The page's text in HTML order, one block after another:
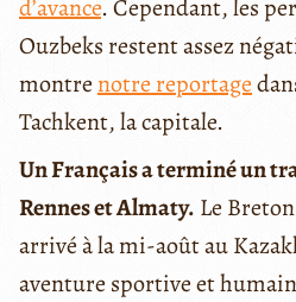
d’avance. Cependant, les
Ouzbeks restent assez
montrenotre reportage
Tachkent, la capitale.
Un Français a terminé un
Rennes et Almaty. Le
arrivé à la mi-août au
aventure sportive et